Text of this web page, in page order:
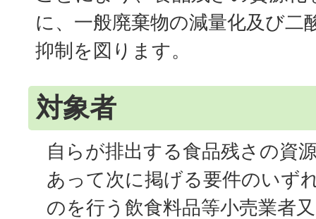
に、一般廃棄物の減量化及び二
抑制を図ります。
対象者
自らが排出する食品残さの資
あって次に掲げる要件のいず
のを行う飲食料品等小売業者